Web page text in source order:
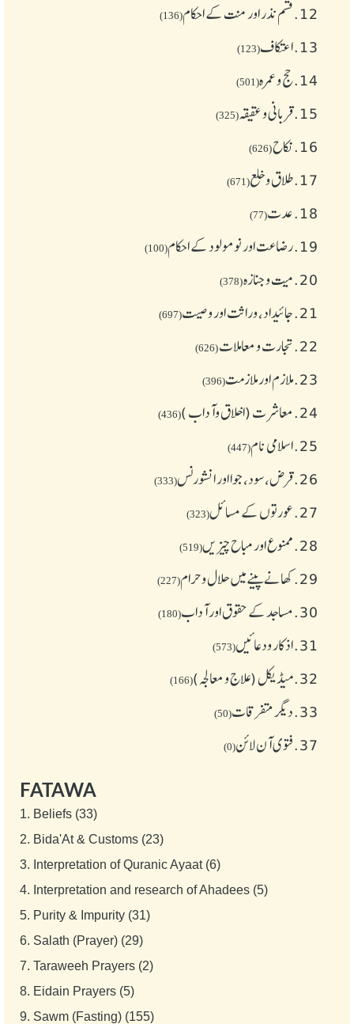
12. قسم نذر اور منت کے احکام(136)
13. اعتکاف(123)
14. حج و عمرہ(501)
15. قربانی و عقیقہ(325)
16. نکاح(626)
17. طلاق و خلع(671)
18. عدت(77)
19. رضاعت اور نومولود کے احکام(100)
20. میت و جنازہ(378)
21. جائیداد، وراثت اور وصیت(697)
22. تجارت و معاملات(626)
23. ملازم اور ملازمت(396)
24. معاشرت (اخلاق وآداب )(436)
25. اسلامی نام(447)
26. قرض،سود، جوا اور انشورنس(333)
27. عورتوں کے مسائل(323)
28. ممنوع اور مباح چیز یں(519)
29. کھانے پینے میں حلال و حرام(227)
30. مساجد کے حقوق اور آداب(180)
31. اذکار ودعائیں(573)
32. میڈیکل (علاج و معالجہ)(166)
33. دیگر متفرقات(50)
37. فتوی آن لائن(0)
FATAWA
1. Beliefs (33)
2. Bida'At & Customs (23)
3. Interpretation of Quranic Ayaat (6)
4. Interpretation and research of Ahadees (5)
5. Purity & Impurity (31)
6. Salath (Prayer) (29)
7. Taraweeh Prayers (2)
8. Eidain Prayers (5)
9. Sawm (Fasting) (155)